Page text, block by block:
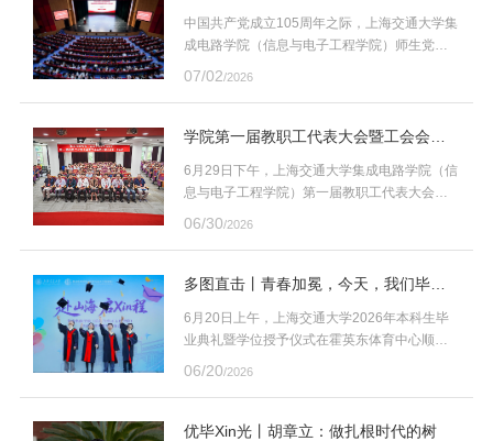
法”项目荣获自然科学奖二等奖。
中国共产党成立105周年之际，上海交通大学集
成电路学院（信息与电子工程学院）师生党
员、基层党组织奋勇争先，成绩突出，收获多
07/02/2026
学院第一届教职工代表大会暨工会会员
代表大会第一次会议举行
6月29日下午，上海交通大学集成电路学院（信
息与电子工程学院）第一届教职工代表大会暨
工会会员代表大会第一次会议在电信群楼3-200
吴林晟出席会议，学院80余名代表参会。大会
06/30/2026
多图直击丨青春加冕，今天，我们毕业
啦！
6月20日上午，上海交通大学2026年本科生毕
业典礼暨学位授予仪式在霍英东体育中心顺利
举行，让我们直击现场，共同见证集成电路学
06/20/2026
优毕Xin光丨胡章立：做扎根时代的树